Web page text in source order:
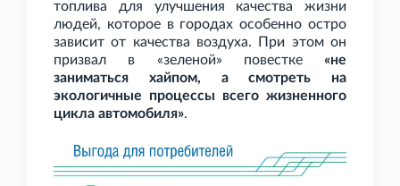
топлива для улучшения качества жизни
людей, которое в городах особенно остро
зависит от качества воздуха. При этом он
призвал в «зеленой» повестке «не
заниматься хайпом, а смотреть на
экологичные процессы всего жизненного
цикла автомобиля».